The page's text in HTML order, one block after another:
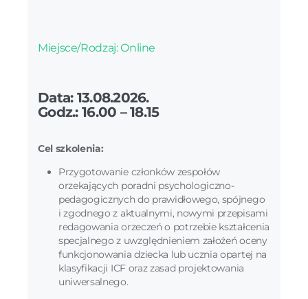
Miejsce/Rodzaj: Online
Data: 13.08.2026.
Godz.: 16.00 – 18.15
Cel szkolenia:
Przygotowanie członków zespołów
orzekających poradni psychologiczno-
pedagogicznych do prawidłowego, spójnego
i zgodnego z aktualnymi, nowymi przepisami
redagowania orzeczeń o potrzebie kształcenia
specjalnego z uwzględnieniem założeń oceny
funkcjonowania dziecka lub ucznia opartej na
klasyfikacji ICF oraz zasad projektowania
uniwersalnego.